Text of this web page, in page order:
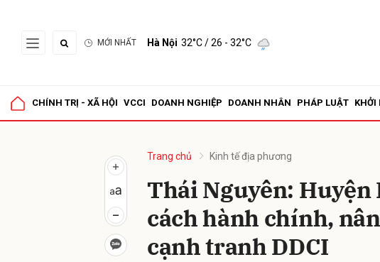
MỚI NHẤT Hà Nội 32°C/ 26 - 32°C
CHÍNH TRỊ - XÃ HỘI VCCI DOANH NGHIỆP DOANH NHÂN PHÁP LUẬT KHỞI
Trang chủ Kinh tế địa phương
Thái Nguyên: Huyện
cách hành chính,
cạnh tranh DDCI